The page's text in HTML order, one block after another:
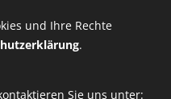
und Ihre Rechte
.
Sie uns unter: